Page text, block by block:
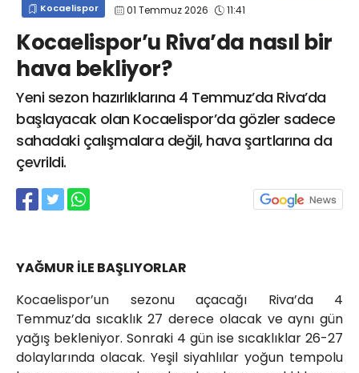
Kocaelispor 01 Temmuz 2026 11:41
Kocaelispor’u Riva’da nasıl bir
hava bekliyor?
Yeni sezon hazırlıklarına 4 Temmuz’da Riva’da
başlayacak olan Kocaelispor’da gözler sadece
sahadaki çalışmalara değil, hava şartlarına da
çevrildi.
YAĞMUR İLE BAŞLIYORLAR
Kocaelispor’un sezonu açacağı Riva’da 4
Temmuz’da sıcaklık 27 derece olacak ve aynı gün
yağış bekleniyor. Sonraki 4 gün ise sıcaklıklar 26-27
dolaylarında olacak. Yeşil siyahlılar yoğun tempolu
info@spor41.com